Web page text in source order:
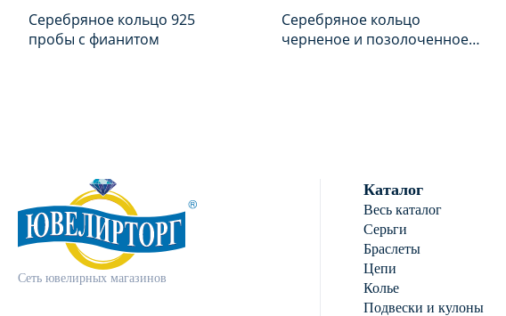
Серебряное кольцо 925
пробы с фианитом
Серебряное кольцо
черненое и позолоченное
Сеть ювелирных магазинов
Каталог
Весь каталог
Серьги
Браслеты
Цепи
Колье
Подвески и кулоны